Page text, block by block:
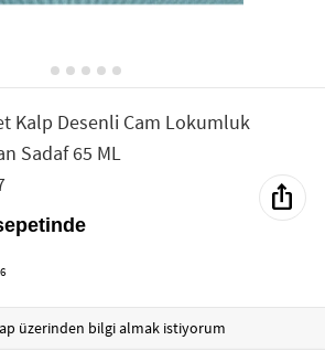
Kalp Desenli Cam Lokumluk
Sadaf 65 ML
ios_share
üzerinden bilgi almak istiyorum